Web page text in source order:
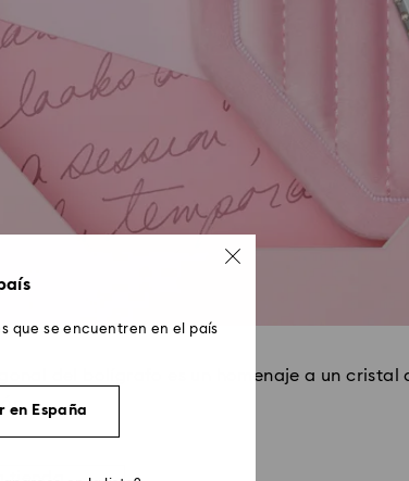
del bolígrafo es un homenaje a un cristal
que se encuentren en el país
en España